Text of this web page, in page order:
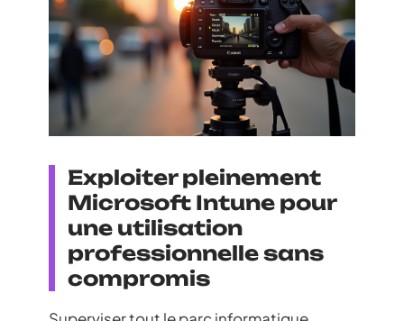
Exploiter pleinement
Microsoft Intune pour
une utilisation
professionnelle sans
compromis